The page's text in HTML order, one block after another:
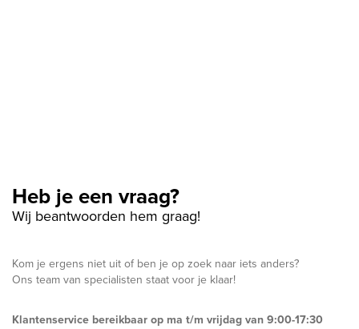
Heb je een vraag?
Wij beantwoorden hem graag!
Kom je ergens niet uit of ben je op zoek naar iets anders?
Ons team van specialisten staat voor je klaar!
Klantenservice bereikbaar op ma t/m vrijdag van 9:00-17:30